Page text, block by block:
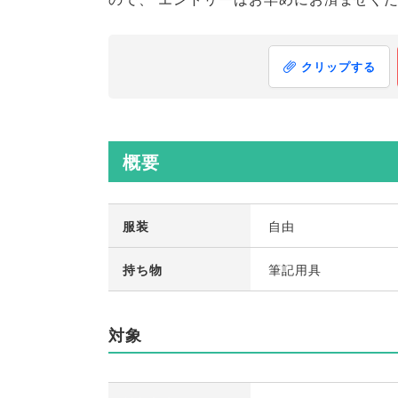
クリップする
概要
服装 自由
持ち物 筆記用具
対象